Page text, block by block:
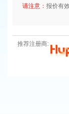
请注意： 报价有
推荐注册商: